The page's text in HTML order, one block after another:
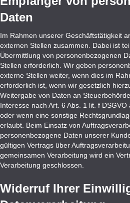
Daten
Im Rahmen unserer Geschäftstätigkeit
externen Stellen zusammen. Dabei ist
Übermittlung von personenbezogenen
Stellen erforderlich. Wir geben
externe Stellen weiter, wenn dies im
erforderlich ist, wenn wir gesetzlich
Weitergabe von Daten an
Interesse nach Art. 6 Abs. 1 lit. f
oder wenn eine sonstige
erlaubt. Beim Einsatz von
personenbezogene Daten unserer
gültigen Vertrags über
gemeinsamen Verarbeitung wird ein
Verarbeitung geschlossen.
Widerruf Ihrer